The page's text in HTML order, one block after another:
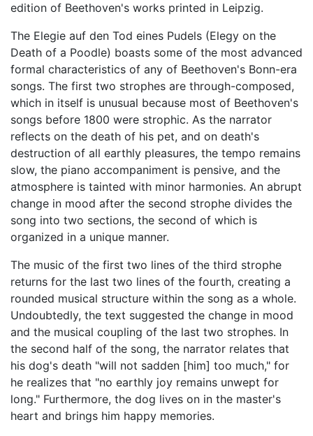
edition of Beethoven's works printed in Leipzig.
The Elegie auf den Tod eines Pudels (Elegy on the
Death of a Poodle) boasts some of the most advanced
formal characteristics of any of Beethoven's Bonn-era
songs. The first two strophes are through-composed,
which in itself is unusual because most of Beethoven's
songs before 1800 were strophic. As the narrator
reflects on the death of his pet, and on death's
destruction of all earthly pleasures, the tempo remains
slow, the piano accompaniment is pensive, and the
atmosphere is tainted with minor harmonies. An abrupt
change in mood after the second strophe divides the
song into two sections, the second of which is
organized in a unique manner.
The music of the first two lines of the third strophe
returns for the last two lines of the fourth, creating a
rounded musical structure within the song as a whole.
Undoubtedly, the text suggested the change in mood
and the musical coupling of the last two strophes. In
the second half of the song, the narrator relates that
his dog's death "will not sadden [him] too much," for
he realizes that "no earthly joy remains unwept for
long." Furthermore, the dog lives on in the master's
heart and brings him happy memories.